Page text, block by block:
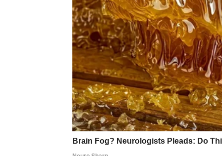
BIK
Jedna stara emocija ponovo se budi.
Možda ste mislili da je sve završeno, ali
Ljubavna poruka
Budite iskreni prema sebi.
Neke uspomene još